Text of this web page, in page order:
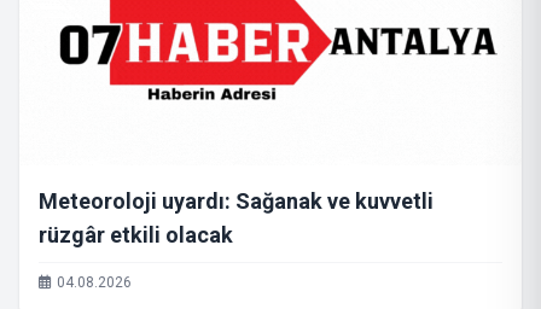
Meteoroloji uyardı: Sağanak ve kuvvetli
rüzgâr etkili olacak
04.08.2026